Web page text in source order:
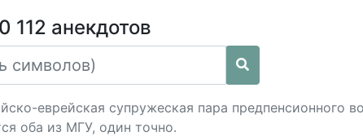
112 анекдотов
еврейская супружеская пара предпенсионного
оба из МГУ, один точно.